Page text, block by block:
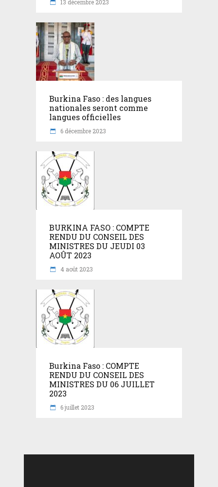
13 décembre 2023
Burkina Faso : des langues
nationales seront comme
langues officielles
6 décembre 2023
BURKINA FASO : COMPTE
RENDU DU CONSEIL DES
MINISTRES DU JEUDI 03
AOÛT 2023
4 août 2023
Burkina Faso : COMPTE
RENDU DU CONSEIL DES
MINISTRES DU 06 JUILLET
2023
6 juillet 2023